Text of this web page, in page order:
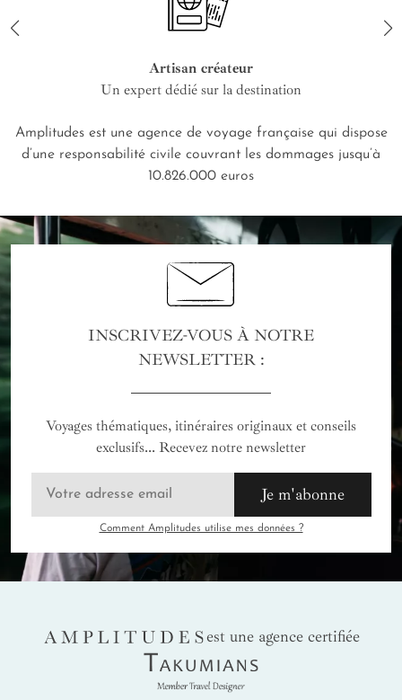
Artisan créateur
Un expert dédié sur la destination
Amplitudes est une agence de voyage française qui dispose
d’une responsabilité civile couvrant les dommages jusqu’à
10.826.000 euros
INSCRIVEZ-VOUS À NOTRE
NEWSLETTER :
Voyages thématiques, itinéraires originaux et conseils
exclusifs... Recevez notre newsletter
Je m'abonne
Comment Amplitudes utilise mes données ?
AMPLITUDES
est une agence certifiée
Takumians